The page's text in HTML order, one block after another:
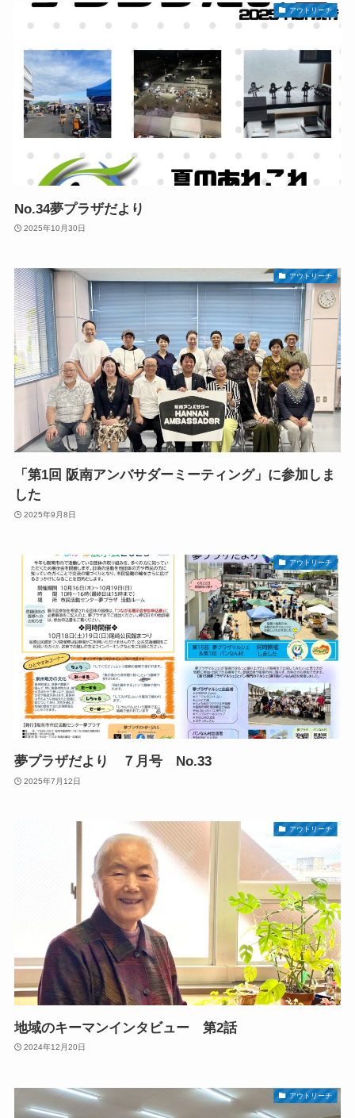
アウトリーチ
No.34夢プラザだより
2025年10月30日
アウトリーチ
「第1回 阪南アンバサダーミーティング」に参加しま
した
2025年9月8日
アウトリーチ
夢プラザだより ７月号 No.33
2025年7月12日
アウトリーチ
地域のキーマンインタビュー 第2話
2024年12月20日
アウトリーチ